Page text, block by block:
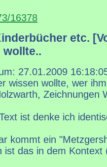
16378
etc.
wollte..
27.01.2009
wissen wollte, wer
Zeichnungen
ist denke ich
kommt ein
ist das in dem Kontext